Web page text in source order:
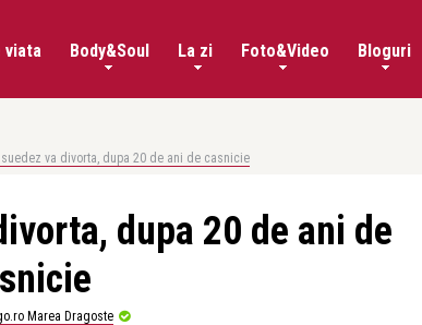
viata Body&Soul La zi Foto&Video Bloguri
suedez va divorta, dupa 20 de ani de casnicie
dupa 20 de ani de
Marea Dragoste